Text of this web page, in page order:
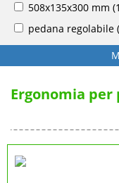
508x135x300 mm
pedana regolabile
Ergonomia